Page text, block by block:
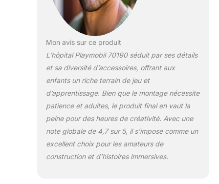
Mon avis sur ce produit
L’hôpital Playmobil 70190 séduit par ses détails
et sa diversité d’accessoires, offrant aux
enfants un riche terrain de jeu et
d’apprentissage. Bien que le montage nécessite
patience et adultes, le produit final en vaut la
peine pour des heures de créativité. Avec une
note globale de 4,7 sur 5, il s’impose comme un
excellent choix pour les amateurs de
construction et d’histoires immersives.